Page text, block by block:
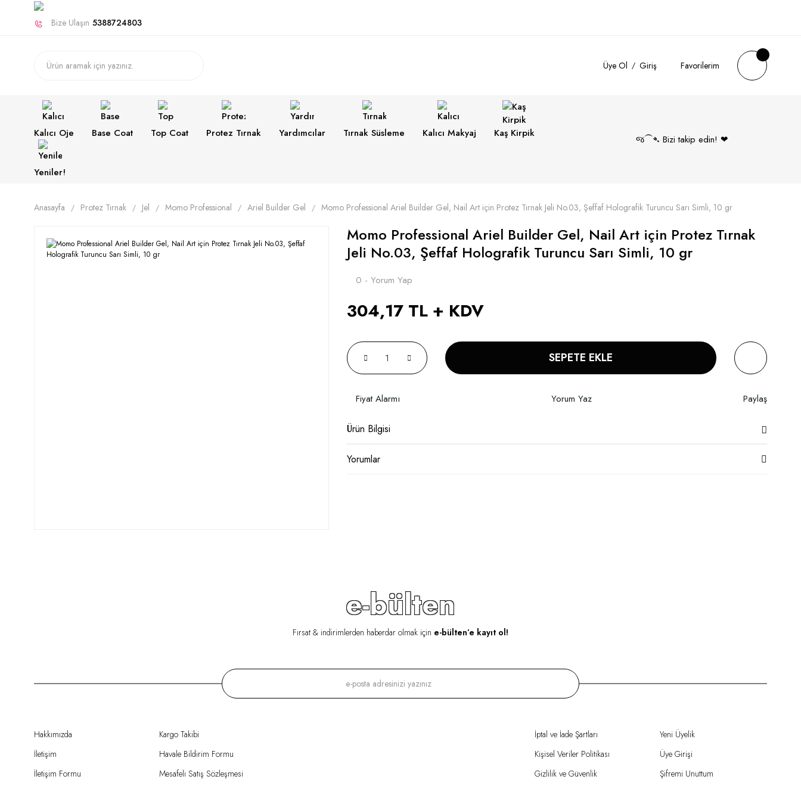
Bize Ulaşın 5388724803
Üye Ol Giriş Favorilerim
Kalıcı Oje Base Coat Top Coat Protez Tırnak Yardımcılar Tırnak Süsleme Kalıcı Makyaj Kaş Kirpik
Yeniler!
જ⁀➴ Bizi takip edin! ❤︎
Anasayfa Protez Tırnak Jel Momo Professional Ariel Builder Gel Momo Professional Ariel Builder Gel, Nail Art için Protez Tırnak Jeli No.03, Şeffaf Holografik Turuncu Sarı Simli, 10 gr
Momo Professional Ariel Builder Gel, Nail Art için Protez Tırnak
Jeli No.03, Şeffaf Holografik Turuncu Sarı Simli, 10 gr
0 - Yorum Yap
304,17 TL + KDV
SEPETE EKLE
Fiyat Alarmı Yorum Yaz Paylaş
Ürün Bilgisi
Yorumlar
e-bülten
Fırsat & indirimlerden haberdar olmak için e-bülten’e kayıt ol!
Hakkımızda
İletişim
İletişim Formu
Kargo Takibi
Havale Bildirim Formu
Mesafeli Satış Sözleşmesi
İptal ve İade Şartları
Kişisel Veriler Politikası
Gizlilik ve Güvenlik
Yeni Üyelik
Üye Girişi
Şifremi Unuttum